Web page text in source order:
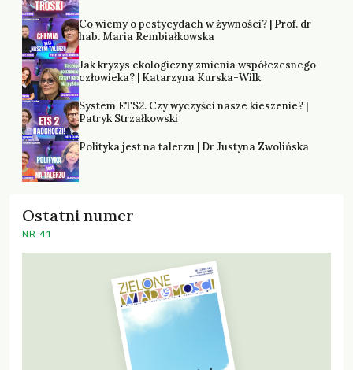
Co wiemy o pestycydach w żywności? | Prof. dr
hab. Maria Rembiałkowska
Jak kryzys ekologiczny zmienia współczesnego
człowieka? | Katarzyna Kurska-Wilk
System ETS2. Czy wyczyści nasze kieszenie? |
Patryk Strzałkowski
Polityka jest na talerzu | Dr Justyna Zwolińska
Ostatni numer
NR 41